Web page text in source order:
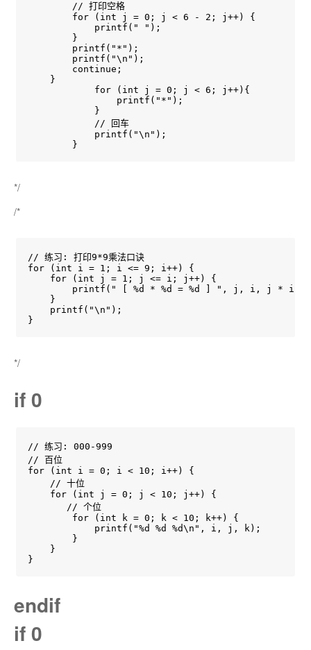
        // 打印空格
        for (int j = 0; j < 6 - 2; j++) {
            printf(" ");
        }
        printf("*");
        printf("\n");
        continue;
    }
            for (int j = 0; j < 6; j++){
                printf("*");
            }
            // 回车
            printf("\n");
        }
*/
/*
// 练习: 打印9*9乘法口诀
for (int i = 1; i <= 9; i++) {
    for (int j = 1; j <= i; j++) {
        printf(" [ %d * %d = %d ] ", j, i, j * i);
    }
    printf("\n");
}
*/
if 0
// 练习: 000-999
// 百位
for (int i = 0; i < 10; i++) {
    // 十位
    for (int j = 0; j < 10; j++) {
       // 个位
        for (int k = 0; k < 10; k++) {
            printf("%d %d %d\n", i, j, k);
        }
    }
}
endif
if 0